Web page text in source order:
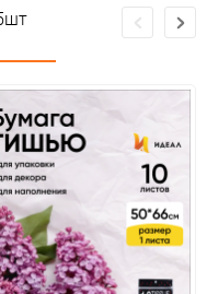
помещение,не менее
от огня и влаги